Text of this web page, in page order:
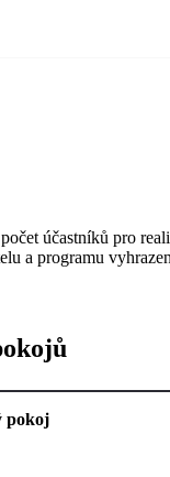
účastníků pro
a programu
pokoj